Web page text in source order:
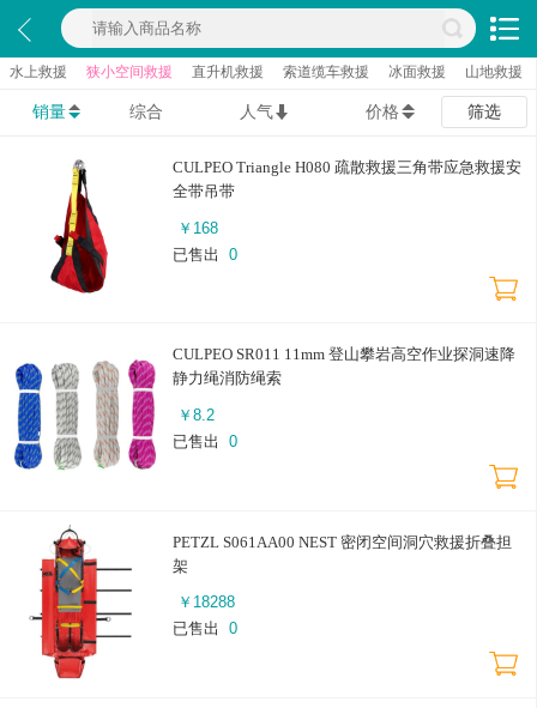
水上救援 狭小空间救援 直升机救援 索道缆车救援 冰面救援 山地救援
销量 综合 人气 价格 筛选
CULPEO Triangle H080 疏散救援三角带应急救援安
全带吊带
￥ 168
已售出
0
CULPEO SR011 11mm 登山攀岩高空作业探洞速降
静力绳消防绳索
￥ 8.2
已售出
0
PETZL S061AA00 NEST 密闭空间洞穴救援折叠担
架
￥ 18288
已售出
0